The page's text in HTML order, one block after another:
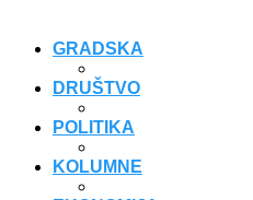
GRADSKA
DRUŠTVO
POLITIKA
KOLUMNE